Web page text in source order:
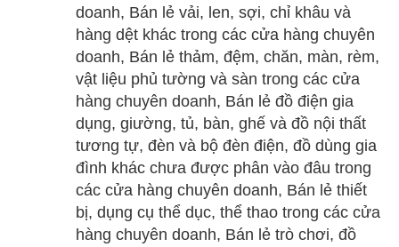
doanh, Bán lẻ vải, len, sợi, chỉ khâu và
hàng dệt khác trong các cửa hàng chuyên
doanh, Bán lẻ thảm, đệm, chăn, màn, rèm,
vật liệu phủ tường và sàn trong các cửa
hàng chuyên doanh, Bán lẻ đồ điện gia
dụng, giường, tủ, bàn, ghế và đồ nội thất
tương tự, đèn và bộ đèn điện, đồ dùng gia
đình khác chưa được phân vào đâu trong
các cửa hàng chuyên doanh, Bán lẻ thiết
bị, dụng cụ thể dục, thể thao trong các cửa
hàng chuyên doanh, Bán lẻ trò chơi, đồ